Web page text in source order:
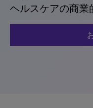
ヘルスケアの商業